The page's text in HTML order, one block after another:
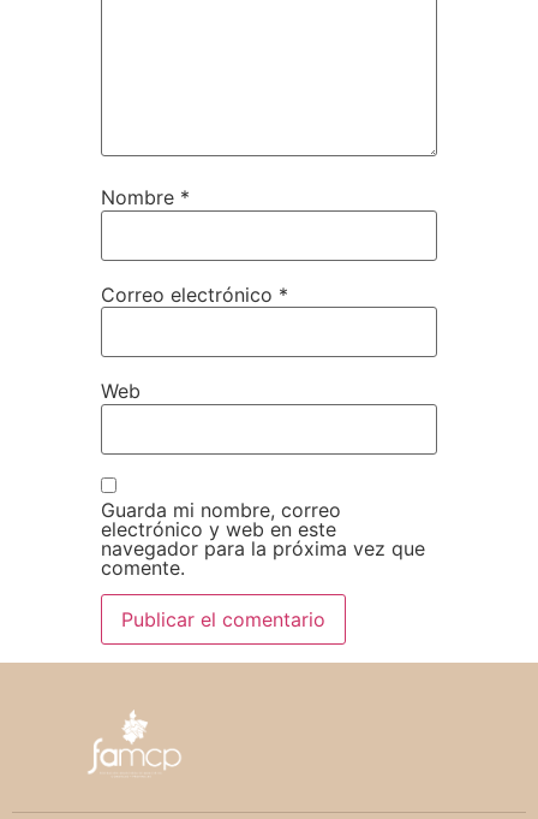
Nombre *
Correo electrónico *
Web
Guarda mi nombre, correo
electrónico y web en este
navegador para la próxima vez que
comente.